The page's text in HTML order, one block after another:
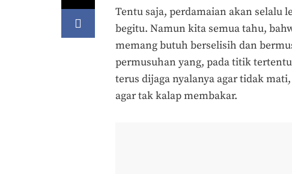
Tentu saja, perdamaian akan selalu
begitu. Namun kita semua tahu,
memang butuh berselisih dan
permusuhan yang, pada titik
terus dijaga nyalanya agar tidak
agar tak kalap membakar.